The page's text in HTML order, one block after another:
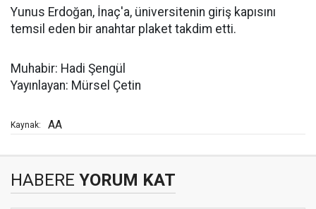
Yunus Erdoğan, İnaç'a, üniversitenin giriş kapısını
temsil eden bir anahtar plaket takdim etti.
Muhabir: Hadi Şengül
Yayınlayan: Mürsel Çetin
Kaynak: AA
HABERE YORUM KAT